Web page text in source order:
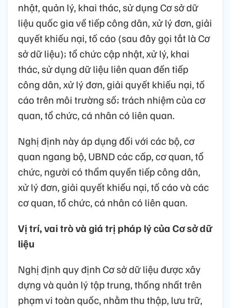
nhật, quản lý, khai thác, sử dụng Cơ sở dữ
liệu quốc gia về tiếp công dân, xử lý đơn, giải
quyết khiếu nại, tố cáo (sau đây gọi tắt là Cơ
sở dữ liệu); tổ chức cập nhật, xử lý, khai
thác, sử dụng dữ liệu liên quan đến tiếp
công dân, xử lý đơn, giải quyết khiếu nại, tố
cáo trên môi trường số; trách nhiệm của cơ
quan, tổ chức, cá nhân có liên quan.
Nghị định này áp dụng đối với các bộ, cơ
quan ngang bộ, UBND các cấp, cơ quan, tổ
chức, người có thẩm quyền tiếp công dân,
xử lý đơn, giải quyết khiếu nại, tố cáo và các
cơ quan, tổ chức, cá nhân có liên quan.
Vị trí, vai trò và giá trị pháp lý của Cơ sở dữ
liệu
Nghị định quy định Cơ sở dữ liệu được xây
dựng và quản lý tập trung, thống nhất trên
phạm vi toàn quốc, nhằm thu thập, lưu trữ,